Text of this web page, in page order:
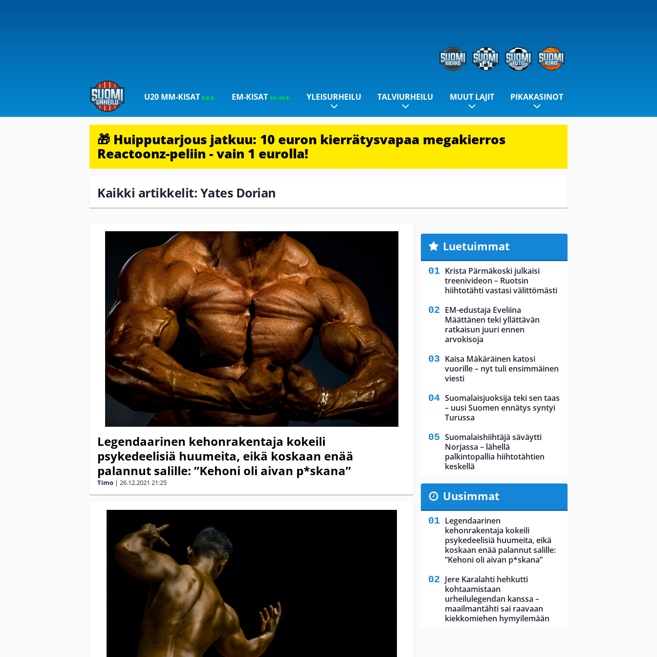
U20 MM-KISAT5-9.8. EM-KISAT 10.-16.8. YLEISURHEILU TALVIURHEILU MUUT LAJIT PIKAKASINOT
🎁 Huipputarjous jatkuu: 10 euron kierrätysvapaa megakierros
Reactoonz-peliin - vain 1 eurolla!
Kaikki artikkelit: Yates Dorian
Legendaarinen kehonrakentaja kokeili
psykedeelisiä huumeita, eikä koskaan enää
palannut salille: ”Kehoni oli aivan p*skana”
Timo | 26.12.2021 21:25
Luetuimmat
Krista Pärmäkoski julkaisi
treenivideon – Ruotsin
hiihtotähti vastasi välittömästi
EM-edustaja Eveliina
Määttänen teki yllättävän
ratkaisun juuri ennen
arvokisoja
Kaisa Mäkäräinen katosi
vuorille – nyt tuli ensimmäinen
viesti
Suomalaisjuoksija teki sen taas
– uusi Suomen ennätys syntyi
Turussa
Suomalaishiihtäjä säväytti
Norjassa – lähellä
palkintopallia hiihtotähtien
keskellä
Uusimmat
Legendaarinen
kehonrakentaja kokeili
psykedeelisiä huumeita, eikä
koskaan enää palannut salille:
”Kehoni oli aivan p*skana”
Jere Karalahti hehkutti
kohtaamistaan
urheilulegendan kanssa –
maailmantähti sai raavaan
kiekkomiehen hymyilemään